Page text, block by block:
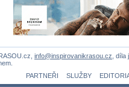
info@inspirovanikrasou.cz, díla
PARTNEŘI
SLUŽBY